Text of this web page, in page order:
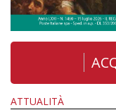
ATTUALITÀ